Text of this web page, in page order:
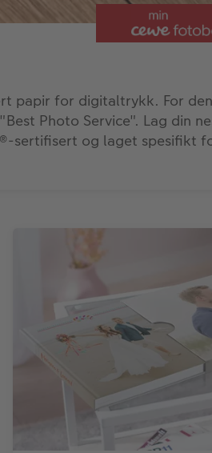
papir for digitaltrykk. For
Photo Service". Lag din
sertifisert og laget spesifikt